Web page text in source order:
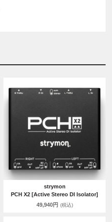
strymon
PCH X2 [Active Stereo DI Isolator]
49,940円 (税込)